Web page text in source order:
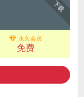
下载
永久会员
免费